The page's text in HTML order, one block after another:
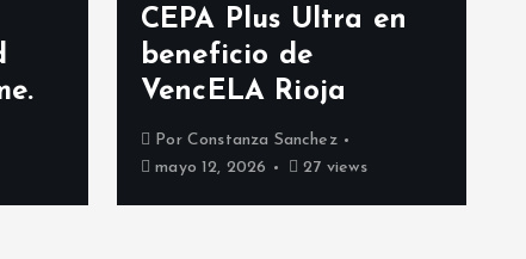
CEPA Plus Ultra en
beneficio de
VencELA Rioja
Por Constanza Sanchez
mayo 12, 2026
27 views